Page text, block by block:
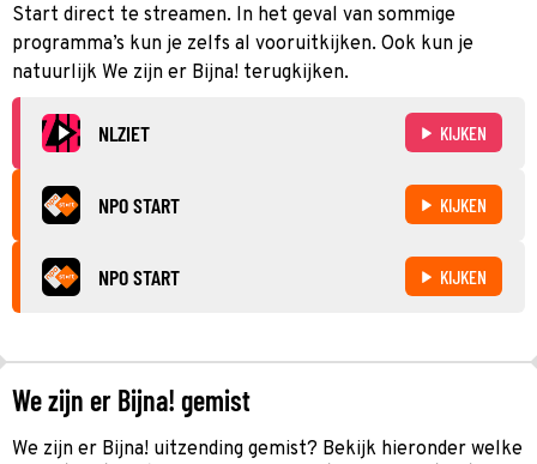
Start direct te streamen. In het geval van sommige
programma’s kun je zelfs al vooruitkijken. Ook kun je
natuurlijk We zijn er Bijna! terugkijken.
NLZIET KIJKEN
NPO START KIJKEN
NPO START KIJKEN
We zijn er Bijna! gemist
We zijn er Bijna! uitzending gemist? Bekijk hieronder welke